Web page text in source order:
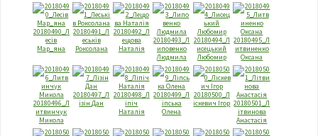
20180490_Л
есів
Мар_яна
20180491_Л
еськів
Роксолана
20180492_Л
ещова
Наталія
20180493_Л
иповенко
Людмила
20180494_Л
исецький
Любомир
20180495_Л
итвиненко
Оксана
20180496_Л
итвинчук
Микола
20180497_Л
ізін Дан
20180498_Л
іпіч
Наталія
20180499_Л
іпська
Олена
20180500_Л
іскевич Ігор 20180501_Л
ітвинова
Анастасія